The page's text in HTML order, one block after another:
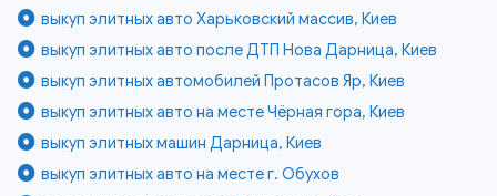
выкуп элитных авто Харьковский массив, Киев
выкуп элитных авто после ДТП Нова Дарница, Киев
выкуп элитных автомобилей Протасов Яр, Киев
выкуп элитных авто на месте Чёрная гора, Киев
выкуп элитных машин Дарница, Киев
выкуп элитных авто на месте г. Обухов